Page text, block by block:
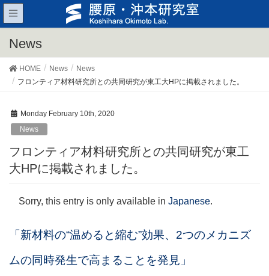
News
HOME News
News
フロンティア材料研究所との共同研究が東工大HPに掲載されました。
Monday February 10th, 2020
News
フロンティア材料研究所との共同研究が東工
大HPに掲載されました。
Sorry, this entry is only available in Japanese.
「新材料の“温めると縮む”効果、2つのメカニズ
ムの同時発生で高まることを発見」